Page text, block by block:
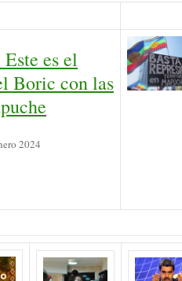
es el
Boric con las
2024